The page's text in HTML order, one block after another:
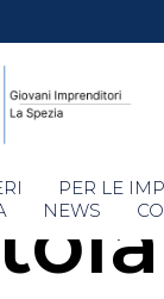
PER LE
NEWS